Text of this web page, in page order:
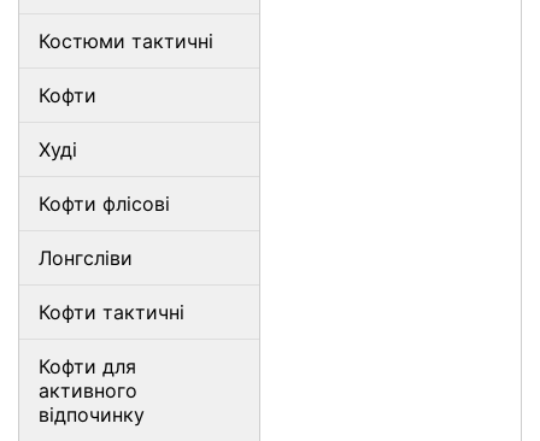
Костюми тактичні
Кофти
Худі
Кофти флісові
Лонгсліви
Кофти тактичні
Кофти для
активного
відпочинку